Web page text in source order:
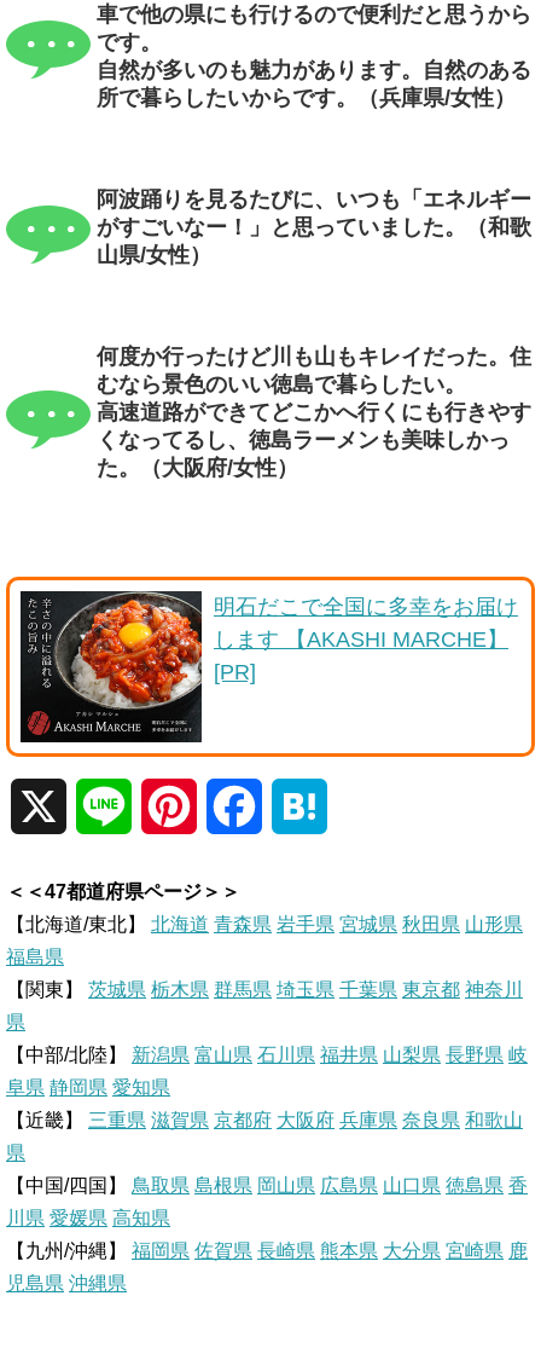
車で他の県にも行けるので便利だと思うから
です。
自然が多いのも魅力があります。自然のある
所で暮らしたいからです。（兵庫県/女性）
阿波踊りを見るたびに、いつも「エネルギー
がすごいなー！」と思っていました。（和歌
山県/女性）
何度か行ったけど川も山もキレイだった。住
むなら景色のいい徳島で暮らしたい。
高速道路ができてどこかへ行くにも行きやす
くなってるし、徳島ラーメンも美味しかっ
た。（大阪府/女性）
明石だこで全国に多幸をお届け
します 【AKASHI MARCHE】
[PR]
n n
s
t
c
k
t
＜＜47都道府県ページ＞＞
【北海道/東北】 北海道 青森県 岩手県 宮城県 秋田県 山形県
福島県
【関東】 茨城県 栃木県 群馬県 埼玉県 千葉県 東京都 神奈川
県
【中部/北陸】 新潟県 富山県 石川県 福井県 山梨県 長野県 岐
阜県 静岡県 愛知県
【近畿】 三重県 滋賀県 京都府 大阪府 兵庫県 奈良県 和歌山
県
【中国/四国】 鳥取県 島根県 岡山県 広島県 山口県 徳島県 香
川県 愛媛県 高知県
【九州/沖縄】 福岡県 佐賀県 長崎県 熊本県 大分県 宮崎県 鹿
児島県 沖縄県